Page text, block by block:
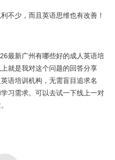
不少，而且英语思维也有改善！
最新广州有哪些好的成人英语培
就是我对这个问题的回答分享
语培训机构，无需盲目追求名
习需求。可以去试一下线上一对